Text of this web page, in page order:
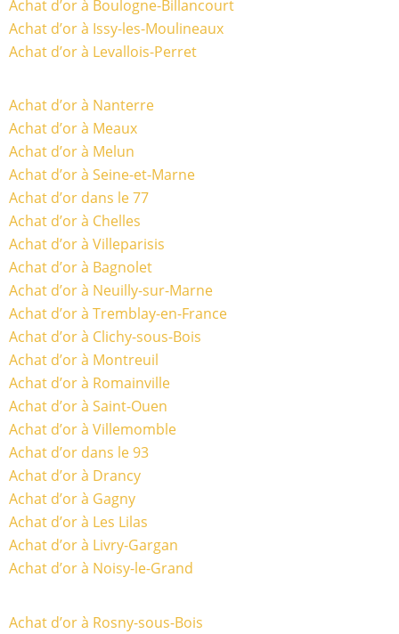
Achat d’or à Boulogne-Billancourt
Achat d’or à Issy-les-Moulineaux
Achat d’or à Levallois-Perret
Achat d’or à Nanterre
Achat d’or à Meaux
Achat d’or à Melun
Achat d’or à Seine-et-Marne
Achat d’or dans le 77
Achat d’or à Chelles
Achat d’or à Villeparisis
Achat d’or à Bagnolet
Achat d’or à Neuilly-sur-Marne
Achat d’or à Tremblay-en-France
Achat d’or à Clichy-sous-Bois
Achat d’or à Montreuil
Achat d’or à Romainville
Achat d’or à Saint-Ouen
Achat d’or à Villemomble
Achat d’or dans le 93
Achat d’or à Drancy
Achat d’or à Gagny
Achat d’or à Les Lilas
Achat d’or à Livry-Gargan
Achat d’or à Noisy-le-Grand
Achat d’or à Rosny-sous-Bois